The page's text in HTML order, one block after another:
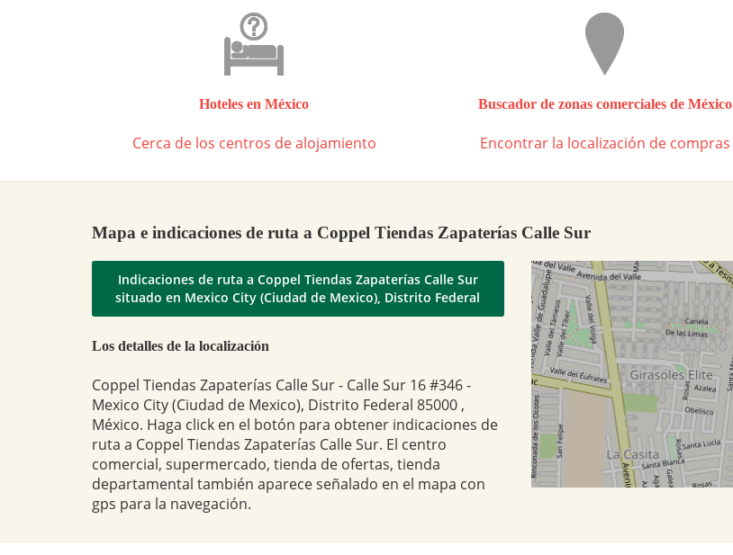
Hoteles en México
Cerca de los centros de alojamiento
Buscador de zonas comerciales de México
Encontrar la localización de compras
Mapa e indicaciones de ruta a Coppel Tiendas Zapaterías Calle Sur
Indicaciones de ruta a Coppel Tiendas Zapaterías Calle Sur
situado en Mexico City (Ciudad de Mexico), Distrito Federal
Los detalles de la localización
Coppel Tiendas Zapaterías Calle Sur - Calle Sur 16 #346 -
Mexico City (Ciudad de Mexico), Distrito Federal 85000 ,
México. Haga click en el botón para obtener indicaciones de
ruta a Coppel Tiendas Zapaterías Calle Sur. El centro
comercial, supermercado, tienda de ofertas, tienda
departamental también aparece señalado en el mapa con
gps para la navegación.